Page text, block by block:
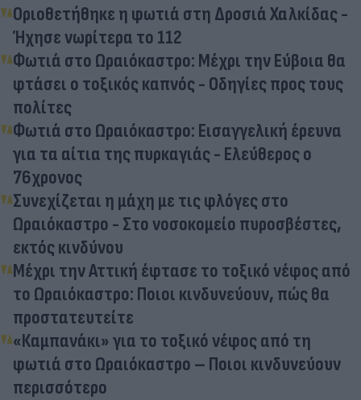
Οριοθετήθηκε η φωτιά στη Δροσιά Χαλκίδας -
Ήχησε νωρίτερα το 112
Φωτιά στο Ωραιόκαστρο: Μέχρι την Εύβοια θα
φτάσει ο τοξικός καπνός - Οδηγίες προς τους
πολίτες
Φωτιά στο Ωραιόκαστρο: Εισαγγελική έρευνα
για τα αίτια της πυρκαγιάς - Ελεύθερος ο
76χρονος
Συνεχίζεται η μάχη με τις φλόγες στο
Ωραιόκαστρο - Στο νοσοκομείο πυροσβέστες,
εκτός κινδύνου
Μέχρι την Αττική έφτασε το τοξικό νέφος από
το Ωραιόκαστρο: Ποιοι κινδυνεύουν, πώς θα
προστατευτείτε
«Καμπανάκι» για το τοξικό νέφος από τη
φωτιά στο Ωραιόκαστρο – Ποιοι κινδυνεύουν
περισσότερο